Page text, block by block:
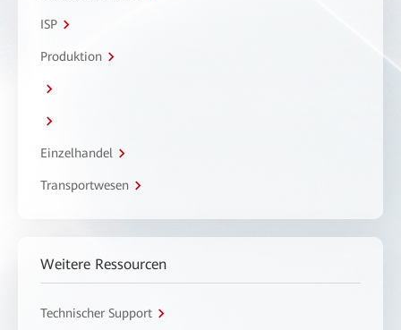
ISP
Produktion
Einzelhandel
Transportwesen
Weitere Ressourcen
Technischer Support